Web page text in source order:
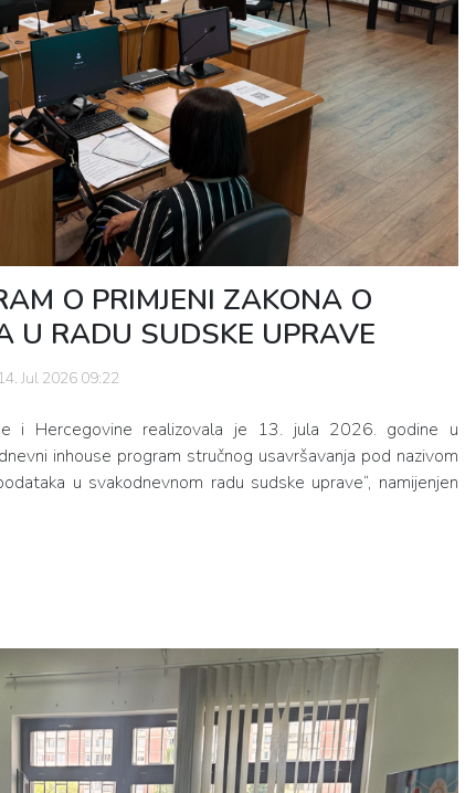
O PRIMJENI ZAKONA O
U RADU SUDSKE UPRAVE
14. Jul 2026 09:22
i Hercegovine realizovala je 13. jula 2026. godine u
inhouse program stručnog usavršavanja pod nazivom
u svakodnevnom radu sudske uprave“, namijenjen